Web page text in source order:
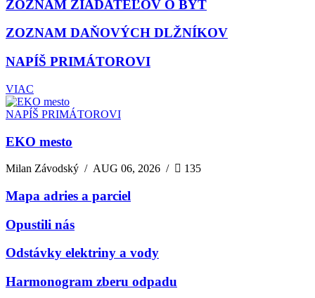
ZOZNAM ŽIADATEĽOV O BYT
ZOZNAM DAŇOVÝCH DLŽNÍKOV
NAPÍŠ PRIMÁTOROVI
VIAC
NAPÍŠ PRIMÁTOROVI
EKO mesto
Milan Závodský /AUG 06, 2026 / 135
Mapa adries a parciel
Opustili nás
Odstávky elektriny a vody
Harmonogram zberu odpadu